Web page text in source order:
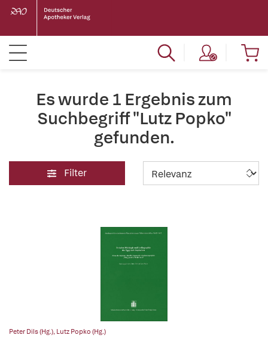
Es wurde 1 Ergebnis zum
Suchbegriff "Lutz Popko"
gefunden.
Filter
Peter Dils (Hg.), Lutz Popko (Hg.)